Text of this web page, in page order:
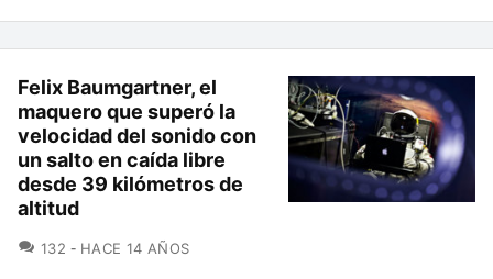
Felix Baumgartner, el
maquero que superó la
velocidad del sonido con
un salto en caída libre
desde 39 kilómetros de
altitud
132 COMENTARIOS
HACE 14 AÑOS